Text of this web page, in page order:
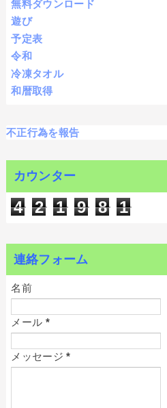
無料ダウンロード
遊び
予定表
令和
冷凍タオル
和暦取得
不正行為を報告
カウンター
4 2 1 9 8 1
連絡フォーム
名前
メール *
メッセージ*